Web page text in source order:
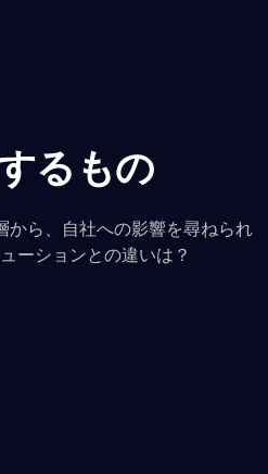
るもの
から、自社への影響を尋ねられ
ーションとの違いは？